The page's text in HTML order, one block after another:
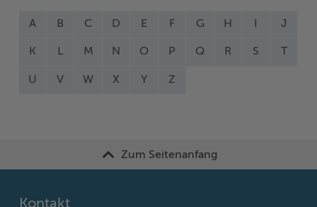
A B C D E F G H J
K L M N O P Q R S
U V W X Y Z
Zum Seitenanfang
Kontakt